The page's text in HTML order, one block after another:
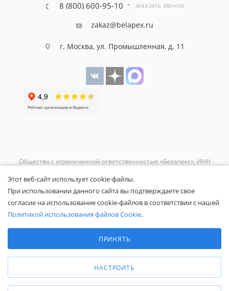
8 (800) 600-95-10 ЗАКАЗАТЬ ЗВОНОК
zakaz@belapex.ru
г. Москва, ул. Промышленная, д. 11
Общество с ограниченной ответственностью «Белапекс», ИНН
Обращаем ваше внимание, что вся представленная на сайте
информация носит исключительно информационный характер и не
является публичной офертой.
Вы принимаете условияполитики
сайте Белапекс.ру.
Этот веб-сайт использует cookie-файлы.
При использовании данного сайта вы подтверждаете свое
согласие на использование cookie-файлов в соответствии с нашей
Политикой использования файлов Cookie.
Аналитические/Функциональные
ПРИНЯТЬ
НАСТРОИТЬ